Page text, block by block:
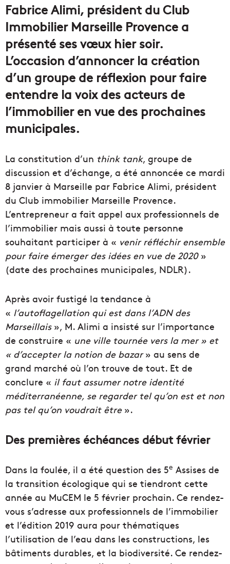
Fabrice Alimi, président du Club
Immobilier Marseille Provence a
présenté ses vœux hier soir.
L’occasion d’annoncer la création
d’un groupe de réflexion pour faire
entendre la voix des acteurs de
l’immobilier en vue des prochaines
municipales.
La constitution d’un think tank, groupe de
discussion et d’échange, a été annoncée ce mardi
8 janvier à Marseille par Fabrice Alimi, président
du Club immobilier Marseille Provence.
L’entrepreneur a fait appel aux professionnels de
l’immobilier mais aussi à toute personne
souhaitant participer à « venir réfléchir ensemble
pour faire émerger des idées en vue de 2020 »
(date des prochaines municipales, NDLR).
Après avoir fustigé la tendance à
« l’autoflagellation qui est dans l’ADN des
Marseillais », M. Alimi a insisté sur l’importance
de construire « une ville tournée vers la mer » et
« d’accepter la notion de bazar» au sens de
grand marché où l’on trouve de tout. Et de
conclure « il faut assumer notre identité
méditerranéenne, se regarder tel qu’on est et non
pas tel qu’on voudrait être».
Des premières échéances début février
Dans la foulée, il a été question des 5e Assises de
la transition écologique qui se tiendront cette
année au MuCEM le 5 février prochain. Ce rendez-
vous s’adresse aux professionnels de l’immobilier
et l’édition 2019 aura pour thématiques
l’utilisation de l’eau dans les constructions, les
bâtiments durables, et la biodiversité. Ce rendez-